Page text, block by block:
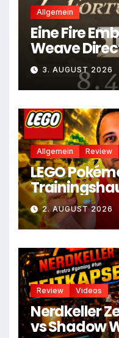
Allgemein
Eine Fire
Weave
August
3. AUGUST 2026
Allgemein Review
LEGO
2. AUGUST 2026
Review Videos
Nerdkeller
vs Shadow